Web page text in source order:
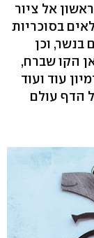
אל ציור
בסוכריות
בנשר, וכן
הקו שברח,
עוד ועוד
הדף עולם